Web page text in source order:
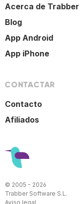
Acerca de Trabber
Blog
App Android
App iPhone
CONTACTAR
Contacto
Afiliados
© 2005 - 2026
Trabber Software S.L.
Aviso legal